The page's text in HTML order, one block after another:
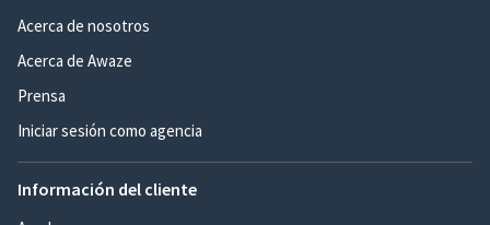
Acerca de nosotros
Acerca de Awaze
Prensa
Iniciar sesión como agencia
Información del cliente